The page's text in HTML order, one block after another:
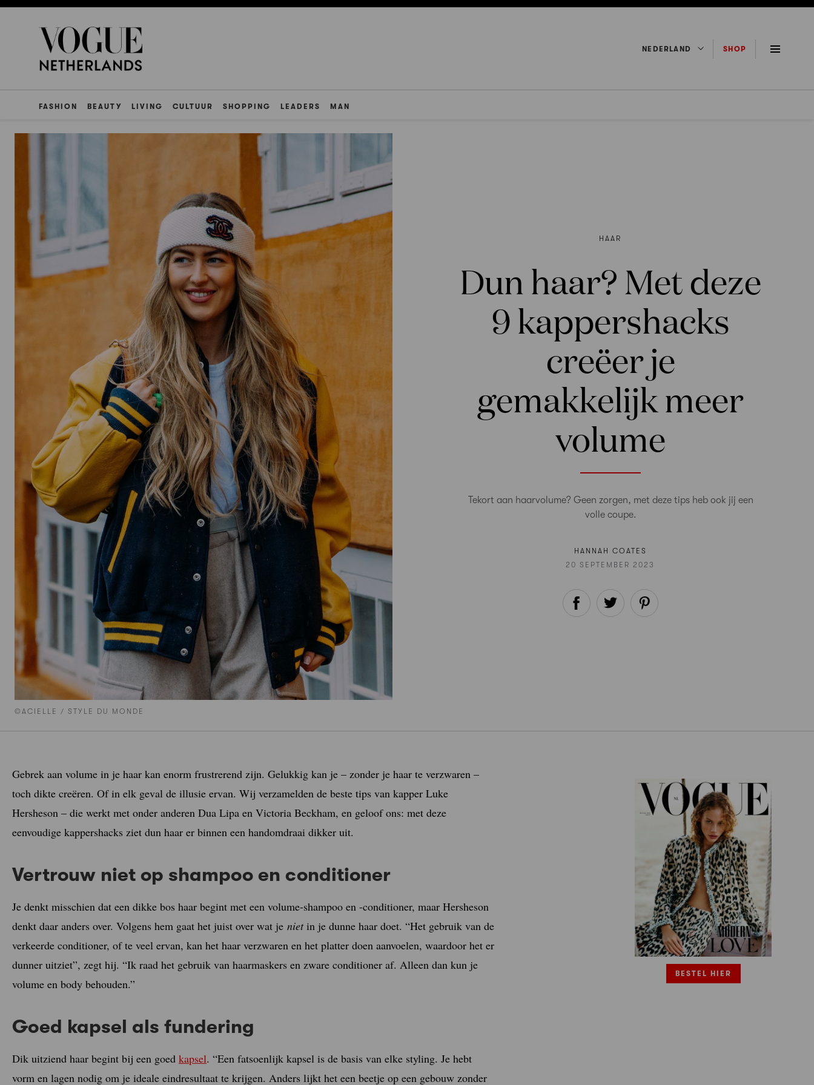
NEDERLAND SHOP
FASHION BEAUTY LIVING CULTUUR SHOPPING LEADERS MAN
©ACIELLE / STYLE DU MONDE
HAAR
Dun haar? Met deze
9 kappershacks
creëer je
gemakkelijk meer
volume
Tekort aan haarvolume? Geen zorgen, met deze tips heb ook jij een
volle coupe.
HANNAH COATES
20 SEPTEMBER 2023
Gebrek aan volume in je haar kan enorm frustrerend zijn. Gelukkig kan je – zonder je haar te verzwaren –
toch dikte creëren. Of in elk geval de illusie ervan. Wij verzamelden de beste tips van kapper Luke
Hersheson – die werkt met onder anderen Dua Lipa en Victoria Beckham, en geloof ons: met deze
eenvoudige kappershacks ziet dun haar er binnen een handomdraai dikker uit.
Vertrouw niet op shampoo en conditioner
Je denkt misschien dat een dikke bos haar begint met een volume-shampoo en -conditioner, maar Hersheson
denkt daar anders over. Volgens hem gaat het juist over wat je nietin je dunne haar doet. “Het gebruik van de
verkeerde conditioner, of te veel ervan, kan het haar verzwaren en het platter doen aanvoelen, waardoor het er
dunner uitziet”, zegt hij. “Ik raad het gebruik van haarmaskers en zware conditioner af. Alleen dan kun je
volume en body behouden.”
Goed kapsel als fundering
Dik uitziend haar begint bij een goed kapsel. “Een fatsoenlijk kapsel is de basis van elke styling. Je hebt
vorm en lagen nodig om je ideale eindresultaat te krijgen. Anders lijkt het een beetje op een gebouw zonder
BESTEL HIER